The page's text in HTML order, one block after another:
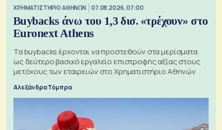
XΡΗΜΑΤΙΣΤΗΡΙΟ ΑΘΗΝΩΝ 07.08.2026, 07:00
Buybacks άνω του 1,3 δισ. «τρέχουν» στο
Euronext Athens
Τα buybacks έρχονται να προστεθούν στα μερίσματα
ως δεύτερο βασικό εργαλείο επιστροφής αξίας στους
μετόχους των εταιρειών στο Χρηματιστήριο Αθηνών
Αλεξάνδρα Τόμπρα